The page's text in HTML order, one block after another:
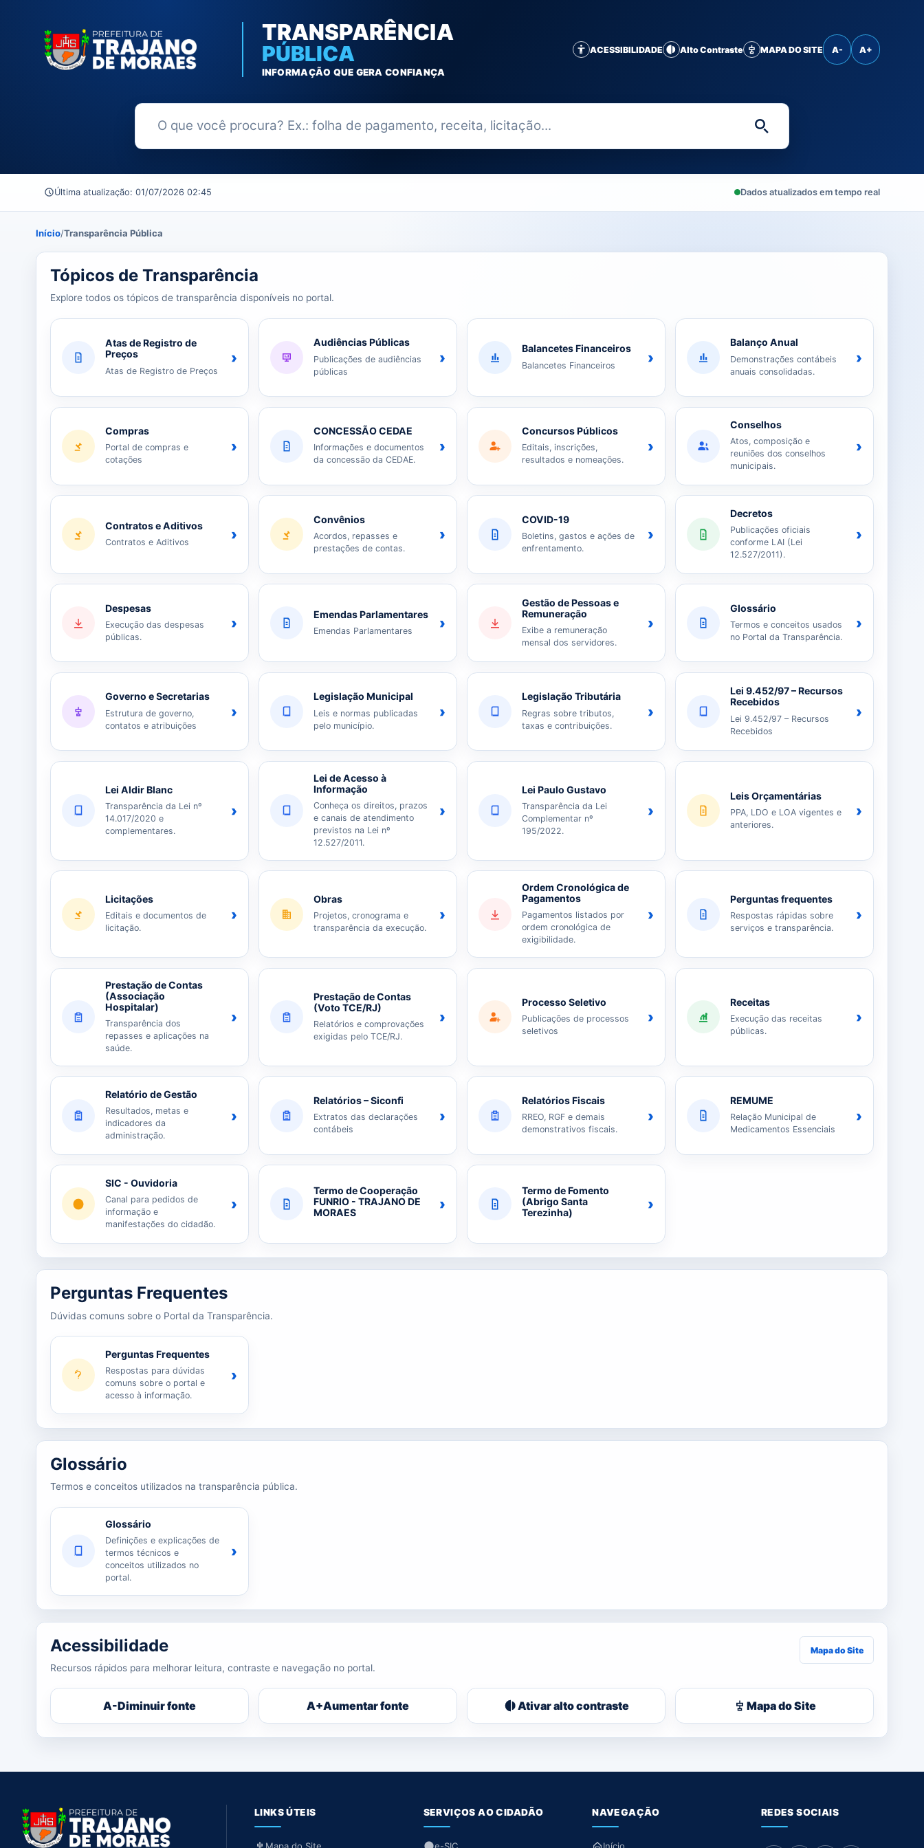
TRANSPARÊNCIA
PÚBLICA
INFORMAÇÃO QUE GERA CONFIANÇA
ACESSIBILIDADE Alto Contraste MAPA DO SITE A- A+
Buscar no Portal da Transparência Digite uma palavra-
Última atualização: 01/07/2026 02:45 Dados atualizados em tempo real
Início/Transparência Pública
39 tópicos carregados do banco de dados.
Tópicos de Transparência
Explore todos os tópicos de transparência disponíveis no portal.
Atas de Registro de
Preços
Atas de Registro de Preços
›
Audiências Públicas
Publicações de audiências
públicas
›
Balancetes Financeiros
Balancetes Financeiros ›
Balanço Anual
Demonstrações contábeis
anuais consolidadas.
›
Compras
Portal de compras e
cotações
›
CONCESSÃO CEDAE
Informações e documentos
da concessão da CEDAE.
›
Concursos Públicos
Editais, inscrições,
resultados e nomeações.
›
Conselhos
Atos, composição e
reuniões dos conselhos
municipais.
›
Contratos e Aditivos
Contratos e Aditivos ›
Convênios
Acordos, repasses e
prestações de contas.
›
COVID-19
Boletins, gastos e ações de
enfrentamento.
›
Decretos
Publicações oficiais
conforme LAI (Lei
12.527/2011).
›
Despesas
Execução das despesas
públicas.
›
Emendas Parlamentares
Emendas Parlamentares ›
Gestão de Pessoas e
Remuneração
Exibe a remuneração
mensal dos servidores.
›
Glossário
Termos e conceitos usados
no Portal da Transparência.
›
Governo e Secretarias
Estrutura de governo,
contatos e atribuições
›
Legislação Municipal
Leis e normas publicadas
pelo município.
›
Legislação Tributária
Regras sobre tributos,
taxas e contribuições.
›
Lei 9.452/97 – Recursos
Recebidos
Lei 9.452/97 – Recursos
Recebidos
›
Lei Aldir Blanc
Transparência da Lei nº
14.017/2020 e
complementares.
›
Lei de Acesso à
Informação
Conheça os direitos, prazos
e canais de atendimento
previstos na Lei nº
12.527/2011.
›
Lei Paulo Gustavo
Transparência da Lei
Complementar nº
195/2022.
›
Leis Orçamentárias
PPA, LDO e LOA vigentes e
anteriores.
›
Licitações
Editais e documentos de
licitação.
›
Obras
Projetos, cronograma e
transparência da execução.
›
Ordem Cronológica de
Pagamentos
Pagamentos listados por
ordem cronológica de
exigibilidade.
›
Perguntas frequentes
Respostas rápidas sobre
serviços e transparência.
›
Prestação de Contas
(Associação
Hospitalar)
Transparência dos
repasses e aplicações na
saúde.
›
Prestação de Contas
(Voto TCE/RJ)
Relatórios e comprovações
exigidas pelo TCE/RJ.
›
Processo Seletivo
Publicações de processos
seletivos
›
Receitas
Execução das receitas
públicas.
›
Relatório de Gestão
Resultados, metas e
indicadores da
administração.
›
Relatórios – Siconfi
Extratos das declarações
contábeis
›
Relatórios Fiscais
RREO, RGF e demais
demonstrativos fiscais.
›
REMUME
Relação Municipal de
Medicamentos Essenciais
›
SIC - Ouvidoria
Canal para pedidos de
informação e
manifestações do cidadão.
›
Termo de Cooperação
FUNRIO - TRAJANO DE
MORAES
›
Termo de Fomento
(Abrigo Santa
Terezinha)
›
Perguntas Frequentes
Dúvidas comuns sobre o Portal da Transparência.
Perguntas Frequentes
Respostas para dúvidas
comuns sobre o portal e
acesso à informação.
›
Glossário
Termos e conceitos utilizados na transparência pública.
Glossário
Definições e explicações de
termos técnicos e
conceitos utilizados no
portal.
›
Acessibilidade
Recursos rápidos para melhorar leitura, contraste e navegação no portal.
Mapa do Site
A-Diminuir fonte A+Aumentar fonte Ativar alto contraste Mapa do Site
LINKS ÚTEIS SERVIÇOS AO CIDADÃO NAVEGAÇÃO REDES SOCIAIS